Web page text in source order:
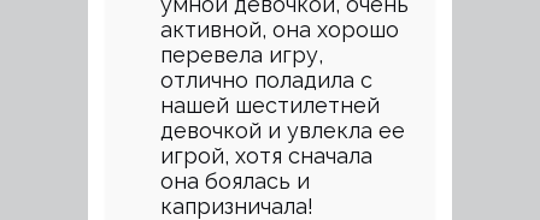
активной, она хорошо
перевела игру,
отлично поладила с
нашей шестилетней
девочкой и увлекла ее
игрой, хотя сначала
она боялась и
капризничала!